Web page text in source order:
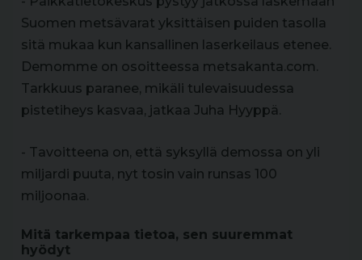
Suomen metsävarat yksittäisen puiden tasolla
sitä mukaa kun kansallinen laserkeilaus etenee.
Demomme on osoitteessa metsakanta.com.
Tarkkuus paranee, mikäli tulevaisuudessa
pistetiheys kasvaa, jatkaa Juha Hyyppä.
- Tavoitteena on, että syksyllä demossa on yli
miljardi puuta, nyt tosin vain runsas 100
miljoonaa.
Mitä tarkempaa tietoa, sen suuremmat
hyödyt